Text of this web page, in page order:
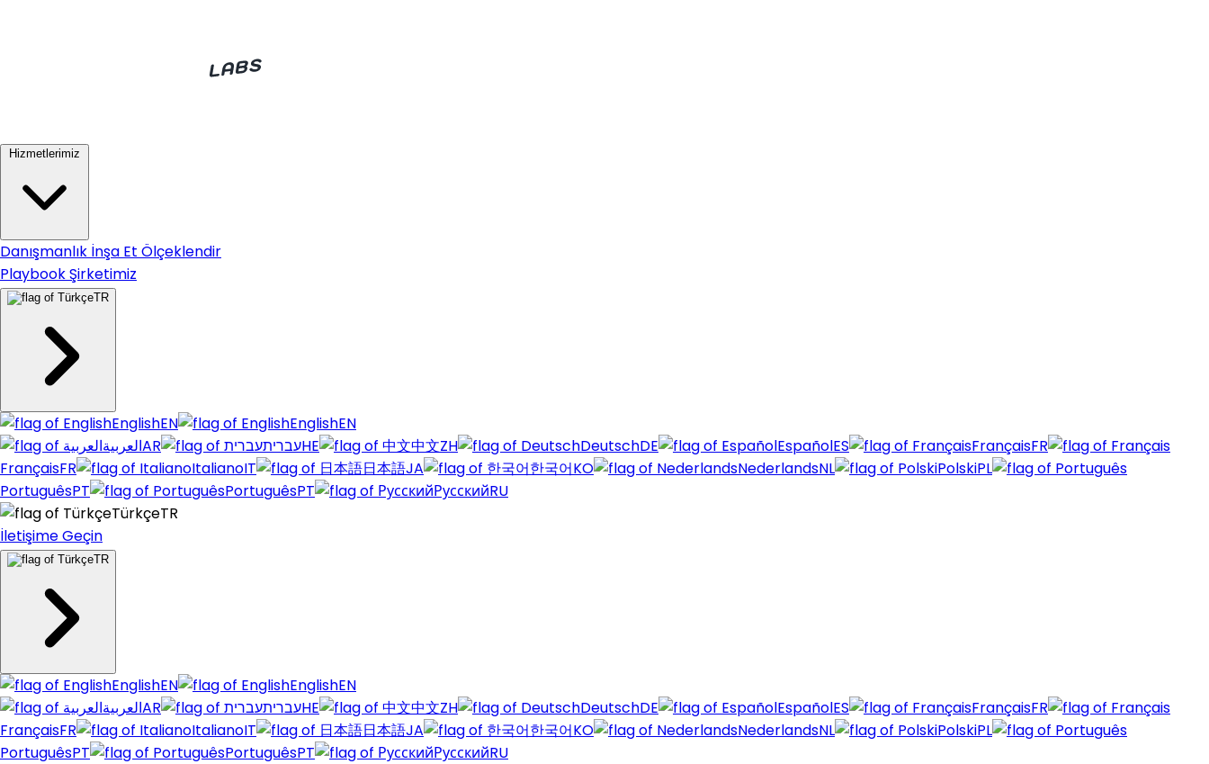
Danışmanlık İnşa Et Ölçeklendir
PlaybookŞirketimiz
TR
EnglishEN EnglishEN
العربيةAR עבריתHE 中文ZH DeutschDE EspañolES FrançaisFR
FrançaisFR ItalianoIT 日本語JA 한국어KO NederlandsNL PolskiPL
PortuguêsPT PortuguêsPT РусскийRU
TürkçeTR
İletişime Geçin
TR
EnglishEN EnglishEN
العربيةAR עבריתHE 中文ZH DeutschDE EspañolES FrançaisFR
FrançaisFR ItalianoIT 日本語JA 한국어KO NederlandsNL PolskiPL
PortuguêsPT PortuguêsPT РусскийRU